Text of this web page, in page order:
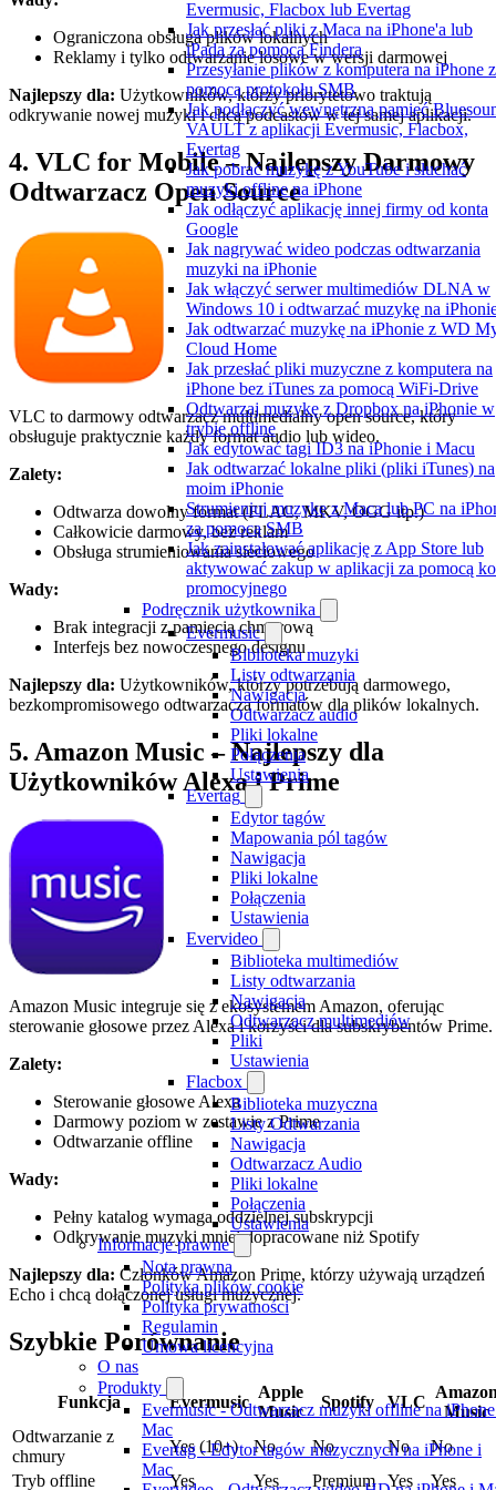
Evermusic, Flacbox lub Evertag
Jak przesłać pliki z Maca na iPhone'a lub
iPada za pomocą Findera
Przesyłanie plików z komputera na iPhone
pomocą protokołu SMB
Jak podłączyć wewnętrzną pamięć
VAULT z aplikacji Evermusic, Flacbox,
Evertag
Jak pobrać muzykę z YouTube i słuchać
muzyki offline na iPhone
Jak odłączyć aplikację innej firmy od konta
Google
Jak nagrywać wideo podczas odtwarzania
muzyki na iPhonie
Jak włączyć serwer multimediów DLNA w
Windows 10 i odtwarzać muzykę na
Jak odtwarzać muzykę na iPhonie z WD
Cloud Home
Jak przesłać pliki muzyczne z komputera na
iPhone bez iTunes za pomocą WiFi-Drive
Odtwarzaj muzykę z Dropbox na iPhonie w
trybie offline
Jak edytować tagi ID3 na iPhonie i Macu
Jak odtwarzać lokalne pliki (pliki iTunes) na
moim iPhonie
Strumieniuj muzykę z Maca lub PC na
za pomocą SMB
Jak zainstalować aplikację z App Store lub
aktywować zakup w aplikacji za pomocą
promocyjnego
Podręcznik użytkownika
Evermusic
Biblioteka muzyki
Listy odtwarzania
Nawigacja
Odtwarzacz audio
Pliki lokalne
Połączenia
Ustawienia
Evertag
Edytor tagów
Mapowania pól tagów
Nawigacja
Pliki lokalne
Połączenia
Ustawienia
Evervideo
Biblioteka multimediów
Listy odtwarzania
Nawigacja
Odtwarzacz multimediów
Pliki
Ustawienia
Flacbox
Biblioteka muzyczna
Listy Odtwarzania
Nawigacja
Odtwarzacz Audio
Pliki lokalne
Połączenia
Ustawienia
Informacje prawne
Nota prawna
Polityka plików cookie
Polityka prywatności
Regulamin
Umowa licencyjna
O nas
Produkty
Evermusic - Odtwarzacz muzyki offline na
Mac
Evertag - Edytor tagów muzycznych na iPhone i
Mac
Ograniczona obsługa plików lokalnych
Reklamy i tylko odtwarzanie losowe w wersji darmowej
Najlepszy dla: Użytkowników, którzy priorytetowo traktują
odkrywanie nowej muzyki i chcą podcastów w tej samej aplikacji.
4. VLC for Mobile – Najlepszy Darmowy
Odtwarzacz Open Source
VLC to darmowy odtwarzacz multimedialny open source, który
obsługuje praktycznie każdy format audio lub wideo.
Zalety:
Odtwarza dowolny format (FLAC, MKV, OGG itp.)
Całkowicie darmowy, bez reklam
Obsługa strumieniowania sieciowego
Wady:
Brak integracji z pamięcią chmurową
Interfejs bez nowoczesnego designu
Najlepszy dla: Użytkowników, którzy potrzebują darmowego,
bezkompromisowego odtwarzacza formatów dla plików lokalnych.
5. Amazon Music – Najlepszy dla
Użytkowników Alexa i Prime
Amazon Music integruje się z ekosystemem Amazon, oferując
sterowanie głosowe przez Alexa i korzyści dla subskrybentów Prime.
Zalety:
Sterowanie głosowe Alexa
Darmowy poziom w zestawie z Prime
Odtwarzanie offline
Wady:
Pełny katalog wymaga oddzielnej subskrypcji
Odkrywanie muzyki mniej dopracowane niż Spotify
Najlepszy dla: Członków Amazon Prime, którzy używają urządzeń
Echo i chcą dołączonej usługi muzycznej.
Szybkie Porównanie
Funkcja Evermusic
Apple
Music
Spotify VLC
Music
Odtwarzanie z
chmury
Yes (10+) No No No
No
Tryb offline
Yes Yes Premium Yes
Yes